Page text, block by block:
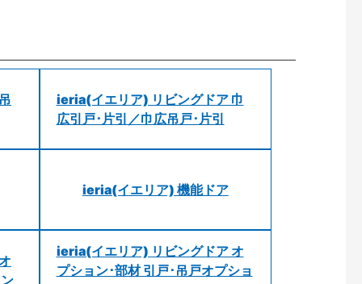
ieria(イエリア) リビングドア 巾
広引戸･片引／巾広吊戸･片引
ieria(イエリア) 機能ドア
ieria(イエリア) リビングドア オ
プション･部材 引戸･吊戸オプショ